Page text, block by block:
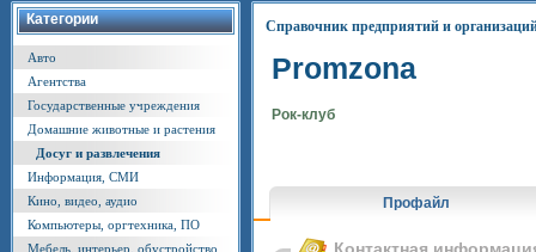
Категории
Авто
Агентства
Государственные учреждения
Домашние животные и растения
Досуг и развлечения
Информация, СМИ
Кино, видео, аудио
Компьютеры, оргтехника, ПО
Мебель, интерьер, обустройство
Справочник предприятий и
Promzona
Рок-клуб
Профайл